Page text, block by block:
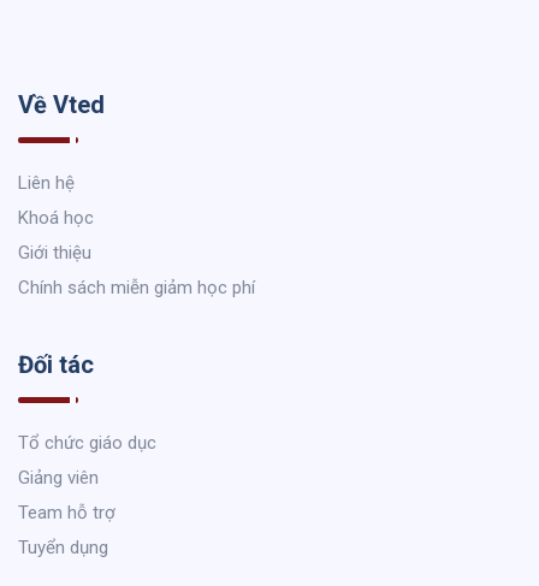
Về Vted
Liên hệ
Khoá học
Giới thiệu
Chính sách miễn giảm học phí
Đối tác
Tổ chức giáo dục
Giảng viên
Team hỗ trợ
Tuyển dụng